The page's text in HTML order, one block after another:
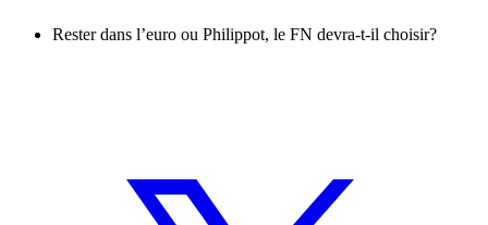
Rester dans l’euro ou Philippot, le FN devra-t-il choisir?